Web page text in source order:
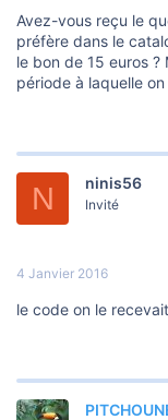
i
o
n
Avez-vous reçu le
préfère dans le
le bon de 15 euros ?
période à laquelle
N ninis56
Invité
4 Janvier 2016
le code on le